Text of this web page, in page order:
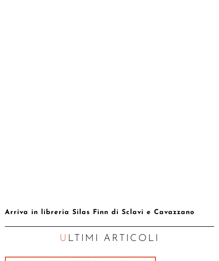
Arriva in libreria Silas Finn di Sclavi e Cavazzano
ULTIMI ARTICOLI